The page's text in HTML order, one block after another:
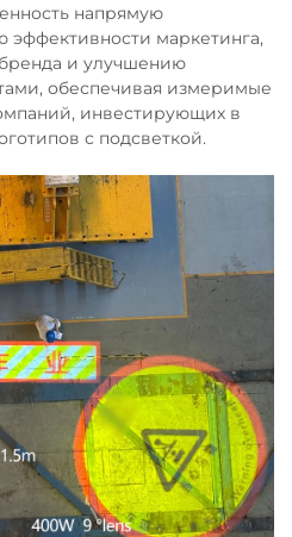
напрямую
маркетинга,
и улучшению
обеспечивая измеримые
инвестирующих в
с подсветкой.